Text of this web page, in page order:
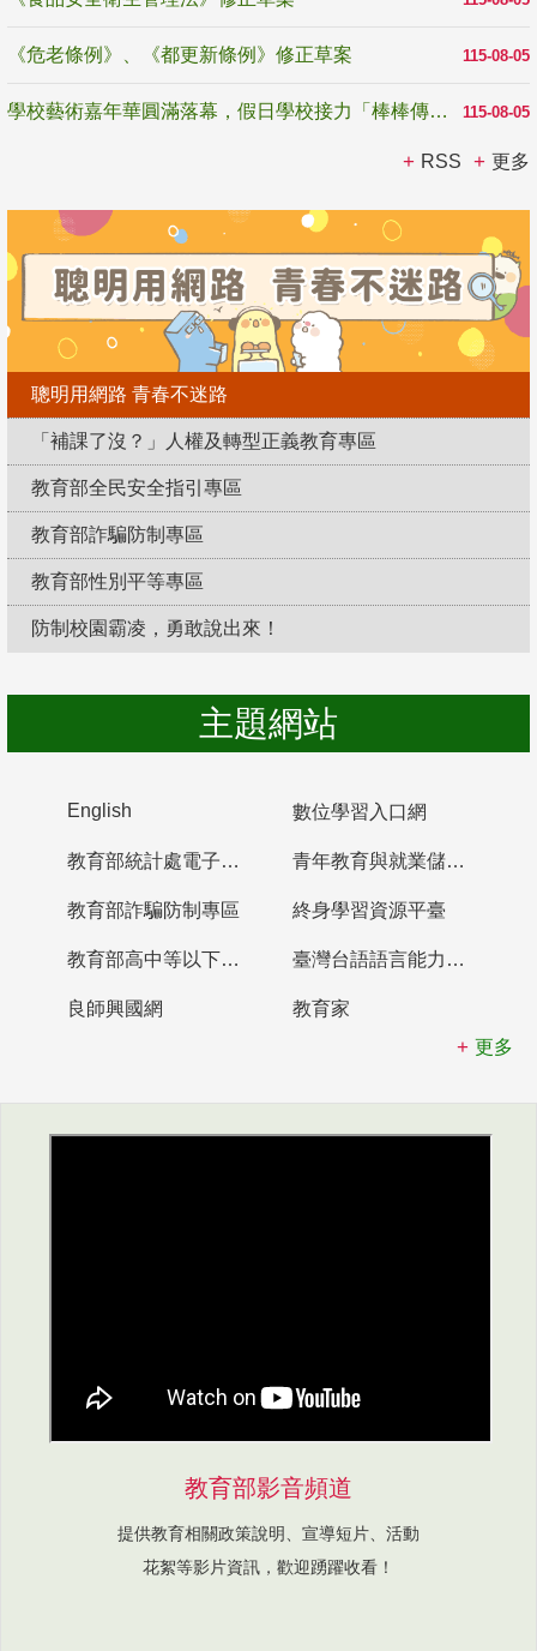
115-08-05
《危老條例》、《都更新條例》修正草案
115-08-05
學校藝術嘉年華圓滿落幕，假日學校接力「棒棒傳美感」
RSS 更多
聰明用網路 青春不迷路
「補課了沒？」人權及轉型正義教育專區
教育部全民安全指引專區
教育部詐騙防制專區
教育部性別平等專區
防制校園霸凌，勇敢說出來！
主題網站
English 數位學習入口網
教育部統計處電子書櫃 青年教育與就業儲蓄帳戶
教育部詐騙防制專區 終身學習資源平臺
教育部高中等以下學校及幼兒園教師資格檢定考試 臺灣台語語言能力認證網站
良師興國網
教育家
更多
教育部影音頻道
提供教育相關政策說明、宣導短片、活動
花絮等影片資訊，歡迎踴躍收看！